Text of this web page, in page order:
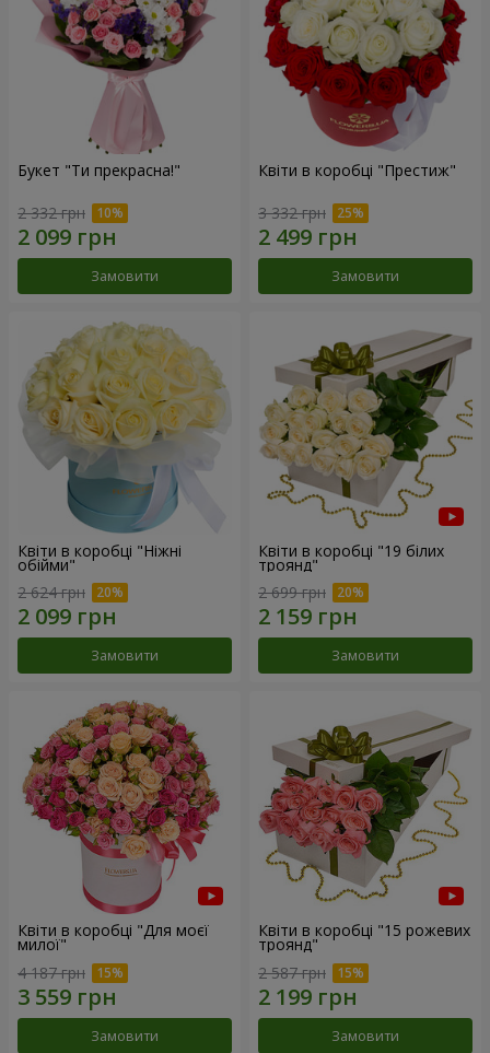
Букет "Ти прекрасна!"
2 332 грн
Замовити
Квіти в коробці "Престиж"
3 332 грн
Замовити
Квіти в коробці "Ніжні
обійми"
2 624 грн
Замовити
Квіти в коробці "19 білих
троянд"
2 699 грн
Замовити
Квіти в коробці "Для моєї
милої"
4 187 грн
Замовити
Квіти в коробці "15 рожевих
троянд"
2 587 грн
Замовити